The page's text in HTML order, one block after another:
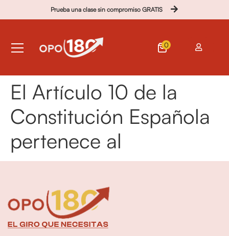
Prueba una clase sin compromiso GRATIS
0
El Artículo 10 de la
Constitución Española
pertenece al